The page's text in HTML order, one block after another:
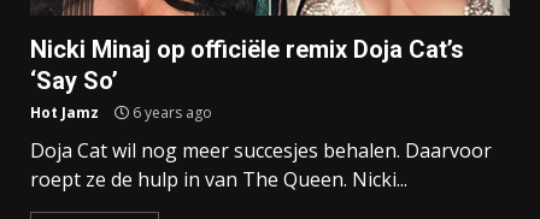
Nicki Minaj op officiële remix Doja Cat’s
‘Say So’
Hot Jamz 6 years ago
Doja Cat wil nog meer succesjes behalen. Daarvoor
roept ze de hulp in van The Queen. Nicki...